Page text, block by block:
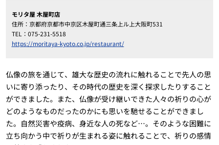
モリタ屋 木屋町店
住所：京都府京都市中京区木屋町通三条上ル上大阪町531
TEL：075-231-5518
https://moritaya-kyoto.co.jp/restaurant/
仏像の旅を通じて、雄大な歴史の流れに触れることで先人の思
いに寄り添ったり、その時代の歴史を深く探求したりすること
ができました。また、仏像が受け継いできた人々の祈りの心が
どのようなものだったのかにも思いを馳せることができまし
た。自然災害や疫病、身近な人の死など…。そのような困難に
立ち向かう中で祈りが生まれる姿に触れることで、祈りの感情